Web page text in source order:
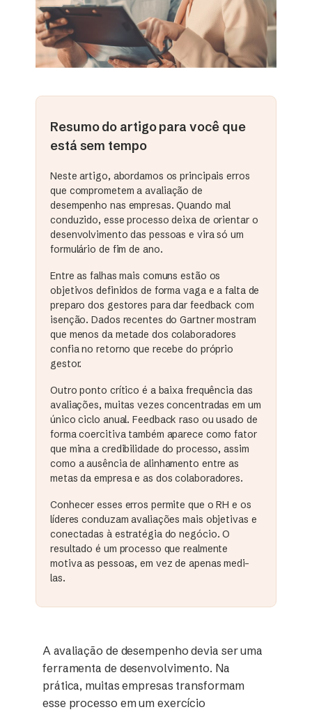
Resumo do artigo para você que
está sem tempo
Neste artigo, abordamos os principais erros
que comprometem a avaliação de
desempenho nas empresas. Quando mal
conduzido, esse processo deixa de orientar o
desenvolvimento das pessoas e vira só um
formulário de fim de ano.
Entre as falhas mais comuns estão os
objetivos definidos de forma vaga e a falta de
preparo dos gestores para dar feedback com
isenção. Dados recentes do Gartner mostram
que menos da metade dos colaboradores
confia no retorno que recebe do próprio
gestor.
Outro ponto crítico é a baixa frequência das
avaliações, muitas vezes concentradas em um
único ciclo anual. Feedback raso ou usado de
forma coercitiva também aparece como fator
que mina a credibilidade do processo, assim
como a ausência de alinhamento entre as
metas da empresa e as dos colaboradores.
Conhecer esses erros permite que o RH e os
líderes conduzam avaliações mais objetivas e
conectadas à estratégia do negócio. O
resultado é um processo que realmente
motiva as pessoas, em vez de apenas medi-
las.
A avaliação de desempenho devia ser uma
ferramenta de desenvolvimento. Na
prática, muitas empresas transformam
esse processo em um exercício